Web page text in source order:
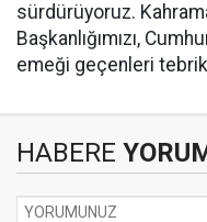
sürdürüyoruz.
Başkanlığımızı,
emeği geçenleri
HABERE